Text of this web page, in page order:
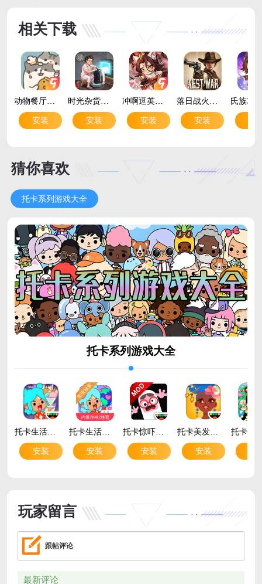
相关下载
动物餐厅手游最新版v12.30 安卓版
安装 安装 安装 安装
猜你喜欢
托卡系列游戏大全
托卡系列游戏大全
安装
托卡生活世界全解锁版本2026v1.129.1 无广告版
安装 安装
托卡美发沙龙4最新版v2.4
安装
玩家留言
跟帖评论
最新评论